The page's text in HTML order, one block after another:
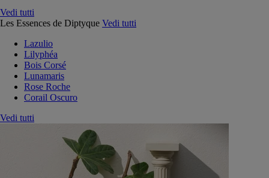
Vedi tutti
Les Essences de Diptyque Vedi tutti
Lazulio
Lilyphéa
Bois Corsé
Lunamaris
Rose Roche
Corail Oscuro
Vedi tutti